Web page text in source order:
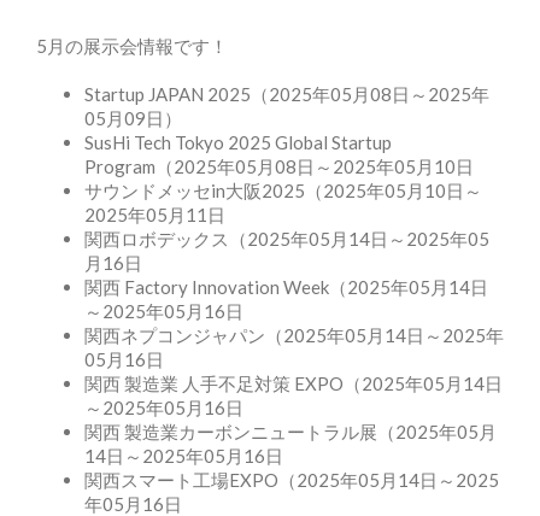
5月の展示会情報です！
Startup JAPAN 2025（2025年05月08日～2025年
05月09日）
SusHi Tech Tokyo 2025 Global Startup
Program（2025年05月08日～2025年05月10日
サウンドメッセin大阪2025（2025年05月10日～
2025年05月11日
関西ロボデックス（2025年05月14日～2025年05
月16日
関西 Factory Innovation Week（2025年05月14日
～2025年05月16日
関西ネプコンジャパン（2025年05月14日～2025年
05月16日
関西 製造業 人手不足対策 EXPO（2025年05月14日
～2025年05月16日
関西 製造業カーボンニュートラル展（2025年05月
14日～2025年05月16日
関西スマート工場EXPO（2025年05月14日～2025
年05月16日